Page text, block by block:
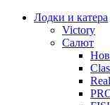
Лодки и катера
Victory
Салют